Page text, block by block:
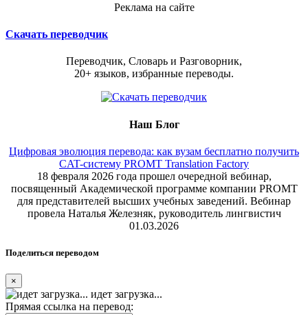
Реклама на сайте
Скачать переводчик
Переводчик, Словарь и Разговорник,
20+ языков, избранные переводы.
Наш Блог
Цифровая эволюция перевода: как вузам бесплатно получить
CAT-систему PROMT Translation Factory
18 февраля 2026 года прошел очередной вебинар,
посвященный Академической программе компании PROMT
для представителей высших учебных заведений. Вебинар
провела Наталья Железняк, руководитель лингвистич
01.03.2026
Поделиться переводом
×
идет загрузка...
Прямая ссылка на перевод: